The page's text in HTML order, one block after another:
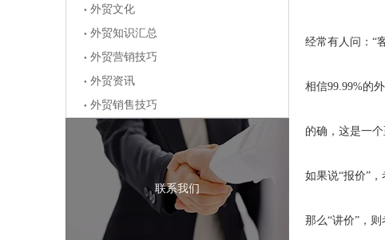
外贸文化
外贸知识汇总
外贸营销技巧
外贸资讯
外贸销售技巧
联系我们
经常有人问：“
相信99.99%的
的确，这是一
如果说“报价”
那么“讲价”，则